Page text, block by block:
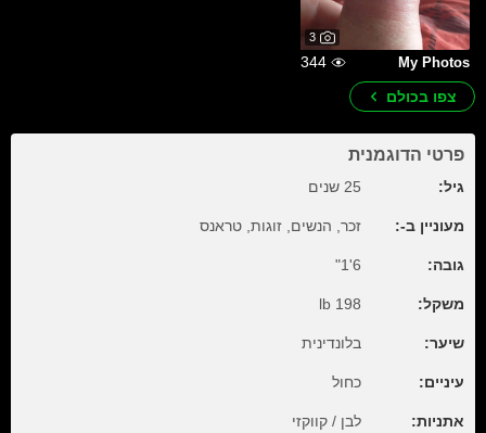
3
My Photos
344
צפו בכולם
פרטי הדוגמנית
גיל: 25 שנים
מעוניין ב-: זכר, הנשים, זוגות, טראנס
גובה: 6'1"
משקל: 198 lb
שיער: בלונדינית
עיניים: כחול
אתניות: לבן / קווקזי